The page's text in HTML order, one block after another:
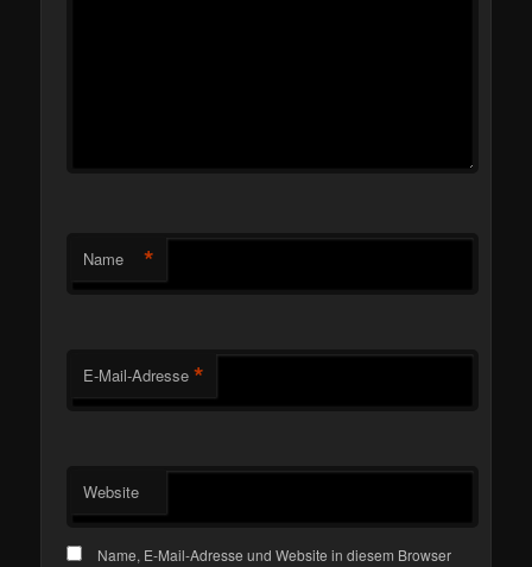
Name *
E-Mail-Adresse *
Website
Name, E-Mail-Adresse und Website in diesem Browser